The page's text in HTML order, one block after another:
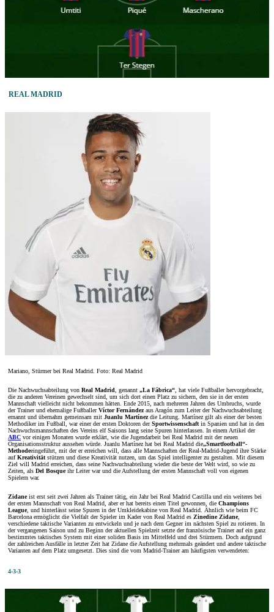
REAL MADRID
Mariano, Stürmer bei Real Madrid. Foto: Real Madrid
Die Nachwuchsabteilung von Real Madrid , genannt „La Fábrica“ , hat viele Fußballer hervorgebracht,
die zu anderen Vereinen gewechselt sind, um sich dort einen Platz zu sichern, den sie in der ersten
Mannschaft vielleicht nicht bekommen hätten. Ende 2015, nach mehreren Jahren des Umbruchs, wurde
der Trainer und ehemalige FußballerVíctor Fernándezaus Aragón zum Leiter der Nachwuchsabteilung
ernannt und übernahm gemeinsam mit Juanlu Martínezdie Leitung. Martínez gilt als einer der besten
Methodiker im Fußball, war einer der ersten Doktoren derSportwissenschaft in Spanien und hat in den
Nachwuchsmannschaften des Vereins elf Saisons lang seine Spuren hinterlassen. In einem Artikel der
ABC vor einigen Monaten wurde erklärt, wie die Jugendarbeit bei Real Madrid mit der neuen
Organisationsstruktur aussehen würde. Juanlu Martínez hat bei Real Madrid die„Smartfootball“-
Methodeeingeführt, mit der er erreichen will, dass alle Mannschaften der Real-Madrid-Jugend ihre Stärke
aufKreativität stützen und diese Kreativität nutzen, um das Spiel intelligenter zu gestalten. Mit diesem
Ziel will Madrid erreichen, dass seine Nachwuchsabteilung wieder die beste der Welt wird, so wie zu
Zeiten, als Del Bosqueihr Leiter war und die Aufstellung der ersten Mannschaft voll von eigenen
Spielern war.
Zidaneist erst seit zwei Jahren als Trainer tätig, ein Jahr bei Real Madrid Castilla und ein weiteres bei
der ersten Mannschaft von Real Madrid, aber er hat bereits einen Titel gewonnen, die Champions
League, und hinterlässt seine Spuren in der Umkleidekabine von Real Madrid. Ähnlich wie beim FC
Barcelona ermöglicht die Vielfalt der Spieler im Kader von Real Madrid es Zinedine Zidane,
verschiedene taktische Varianten zu entwickeln und je nach dem Gegner im nächsten Spiel zu rotieren. In
der vergangenen Saison und zu Beginn der aktuellen Spielzeit setzte der französische Trainer auf ein ganz
bestimmtes taktisches System mit einer soliden Basis im Mittelfeld und drei Stürmern. Doch aufgrund
der zahlreichen Ausfälle in letzter Zeit hat Zidane die Aufstellung mehrmals geändert und andere taktische
Varianten auf dem Platz umgesetzt. Dies sind die vom Madrid-Trainer am häufigsten verwendeten:
4-3-3